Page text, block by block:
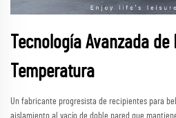
Tecnología Avanzada de
Temperatura
Un fabricante progresista de recipientes para
aislamiento al vacío de doble pared que